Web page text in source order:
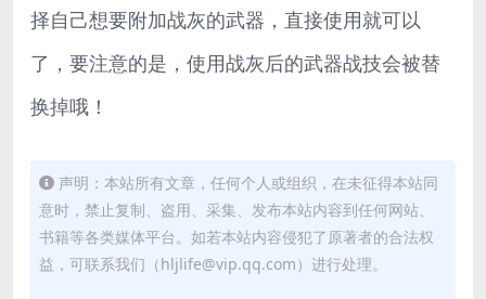
择自己想要附加战灰的武器，直接使用就可以
了，要注意的是，使用战灰后的武器战技会被替
换掉哦！
声明：本站所有文章，任何个人或组织，在未征得本站同
意时，禁止复制、盗用、采集、发布本站内容到任何网站、
书籍等各类媒体平台。如若本站内容侵犯了原著者的合法权
益，可联系我们（hljlife@vip.qq.com）进行处理。